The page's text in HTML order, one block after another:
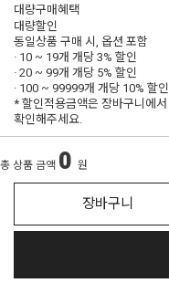
대량구매혜택
대량할인
동일상품 구매 시, 옵션 포함
· 10 ~ 19개 개당3% 할인
· 20 ~ 99개 개당 5% 할인
· 100 ~ 99999개 개당 10% 할인
* 할인적용금액은 장바구니에서
확인해주세요.
총 상품 금액 0 원
장바구니